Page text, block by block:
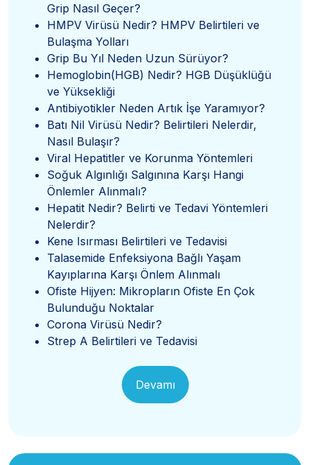
Grip Nasıl Geçer?
HMPV Virüsü Nedir? HMPV Belirtileri ve
Bulaşma Yolları
Grip Bu Yıl Neden Uzun Sürüyor?
Hemoglobin(HGB) Nedir? HGB Düşüklüğü
ve Yüksekliği
Antibiyotikler Neden Artık İşe Yaramıyor?
Batı Nil Virüsü Nedir? Belirtileri Nelerdir,
Nasıl Bulaşır?
Viral Hepatitler ve Korunma Yöntemleri
Soğuk Algınlığı Salgınına Karşı Hangi
Önlemler Alınmalı?
Hepatit Nedir? Belirti ve Tedavi Yöntemleri
Nelerdir?
Kene Isırması Belirtileri ve Tedavisi
Talasemide Enfeksiyona Bağlı Yaşam
Kayıplarına Karşı Önlem Alınmalı
Ofiste Hijyen: Mikropların Ofiste En Çok
Bulunduğu Noktalar
Corona Virüsü Nedir?
Strep A Belirtileri ve Tedavisi
Devamı